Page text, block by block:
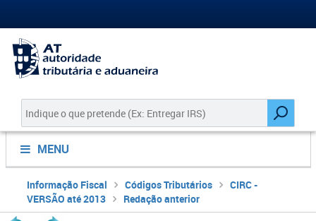
MENU
Informação Fiscal Códigos Tributários
CIRC -
VERSÃO até 2013
Redação anterior